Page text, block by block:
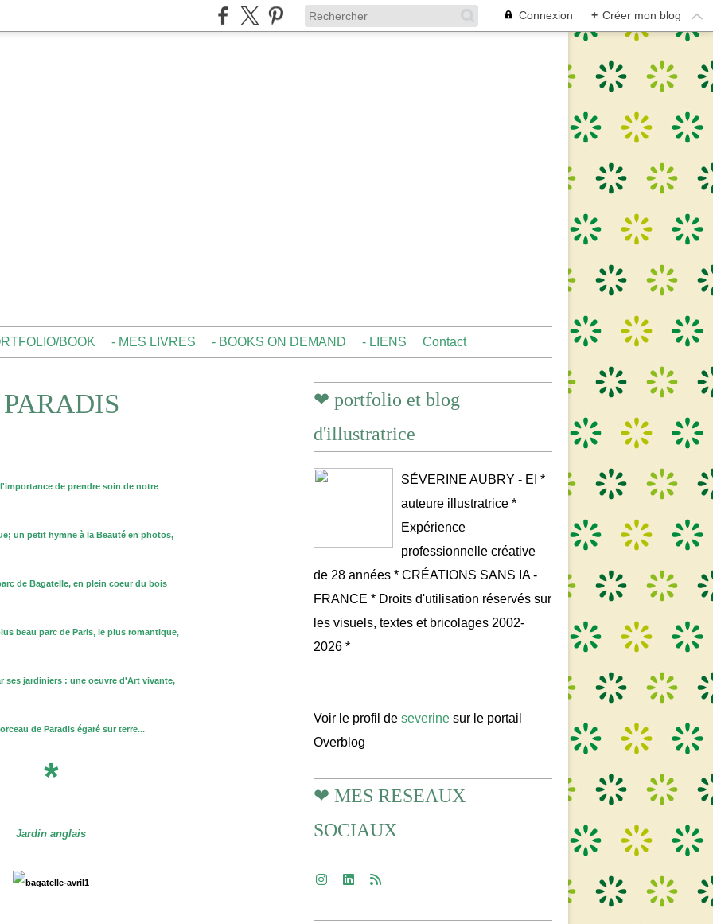
Connexion + Créer mon blog
BOOK - MES LIVRES - BOOKS ON DEMAND - LIENS Contact
de prendre soin de notre
un petit hymne à la Beauté en photos,
de Bagatelle, en plein coeur du bois
beau parc de Paris, le plus romantique,
ses jardiniers : une oeuvre d'Art vivante,
de Paradis égaré sur terre...
*
Jardin anglais
❤ portfolio et blog
d'illustratrice
SÉVERINE AUBRY - EI *
auteure illustratrice *
Expérience
professionnelle créative
de 28 années * CRÉATIONS SANS IA -
FRANCE * Droits d'utilisation réservés sur
les visuels, textes et bricolages 2002-
2026 *
Voir le profil de severine sur le portail
Overblog
❤ MES RESEAUX
SOCIAUX